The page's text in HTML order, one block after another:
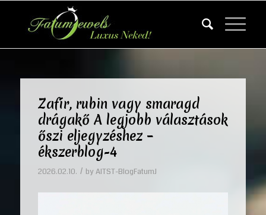
Zafír, rubin vagy smaragd
drágakő A legjobb választások
őszi eljegyzéshez –
ékszerblog-4
2026.02.10. / by AITST-BlogFatumJ